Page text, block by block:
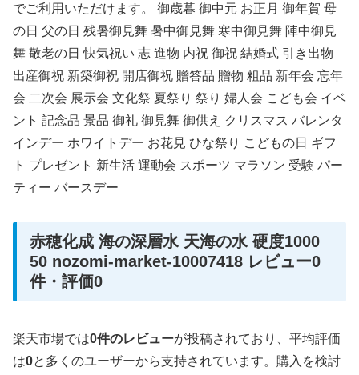
でご利用いただけます。 御歳暮 御中元 お正月 御年賀 母
の日 父の日 残暑御見舞 暑中御見舞 寒中御見舞 陣中御見
舞 敬老の日 快気祝い 志 進物 内祝 御祝 結婚式 引き出物
出産御祝 新築御祝 開店御祝 贈答品 贈物 粗品 新年会 忘年
会 二次会 展示会 文化祭 夏祭り 祭り 婦人会 こども会 イベ
ント 記念品 景品 御礼 御見舞 御供え クリスマス バレンタ
インデー ホワイトデー お花見 ひな祭り こどもの日 ギフ
ト プレゼント 新生活 運動会 スポーツ マラソン 受験 パー
ティー バースデー
赤穂化成 海の深層水 天海の水 硬度1000
50 nozomi-market-10007418 レビュー0
件・評価0
楽天市場では0件のレビューが投稿されており、平均評価
は0と多くのユーザーから支持されています。購入を検討